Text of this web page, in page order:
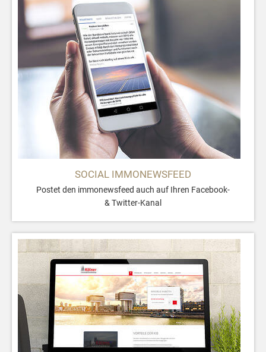
SOCIAL IMMONEWSFEED
Postet den immonewsfeed auch auf Ihren Facebook-
& Twitter-Kanal